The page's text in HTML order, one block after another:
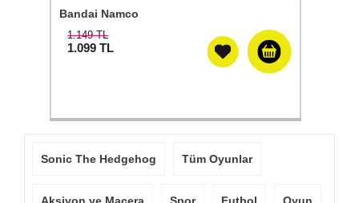
Bandai Namco
1.149 TL
1.099TL
Sonic The Hedgehog Tüm Oyunlar